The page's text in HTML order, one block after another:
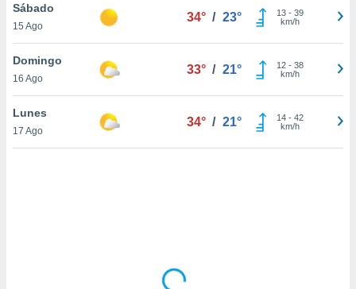
sean
el sitio
ni para
o
Sábado
15 Ago
34° / 23° 13- 39
km/h
Domingo
16 Ago
33° / 21° 12- 38
km/h
Lunes
17 Ago
34° / 21° 14- 42
km/h